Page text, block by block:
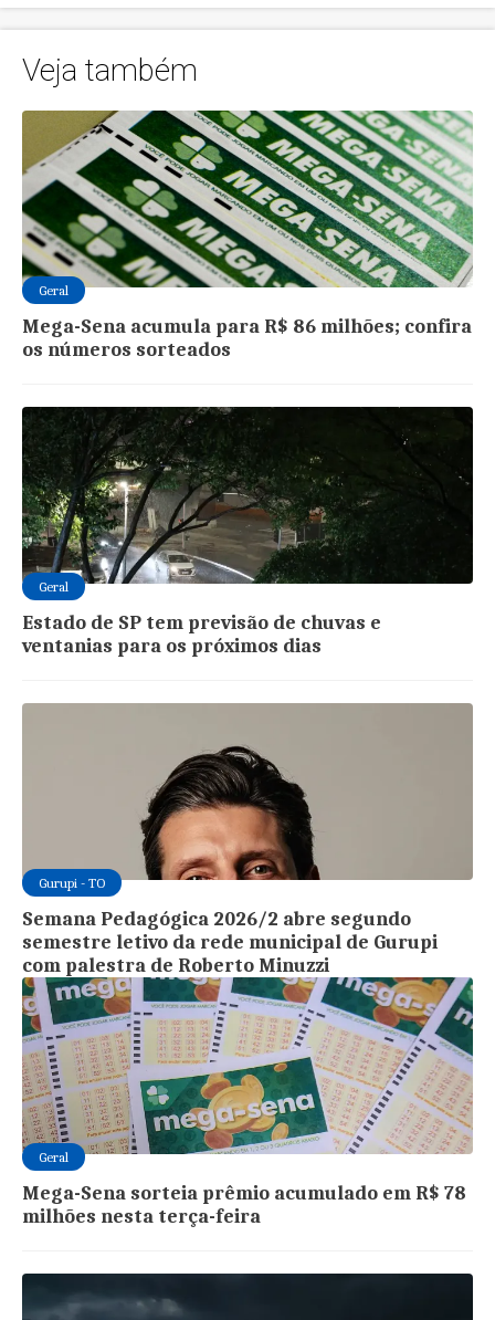
Veja também
Geral
Mega-Sena acumula para R$ 86 milhões; confira
os números sorteados
Geral
Estado de SP tem previsão de chuvas e
ventanias para os próximos dias
Gurupi - TO
Semana Pedagógica 2026/2 abre segundo
semestre letivo da rede municipal de Gurupi
com palestra de Roberto Minuzzi
Geral
Mega-Sena sorteia prêmio acumulado em R$ 78
milhões nesta terça-feira